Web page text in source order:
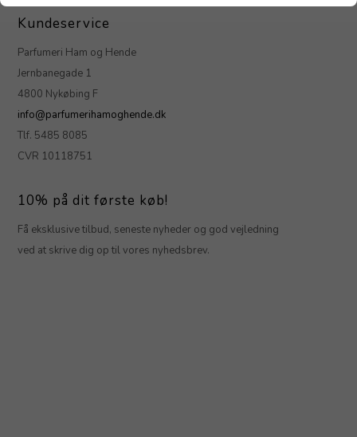
Kundeservice
Parfumeri Ham og Hende
Jernbanegade 1
4800 Nykøbing F
info@parfumerihamoghende.dk
Tlf. 5485 8085
CVR 10118751
10% på dit første køb!
Få eksklusive tilbud, seneste nyheder og god vejledning
ved at skrive dig op til vores nyhedsbrev.